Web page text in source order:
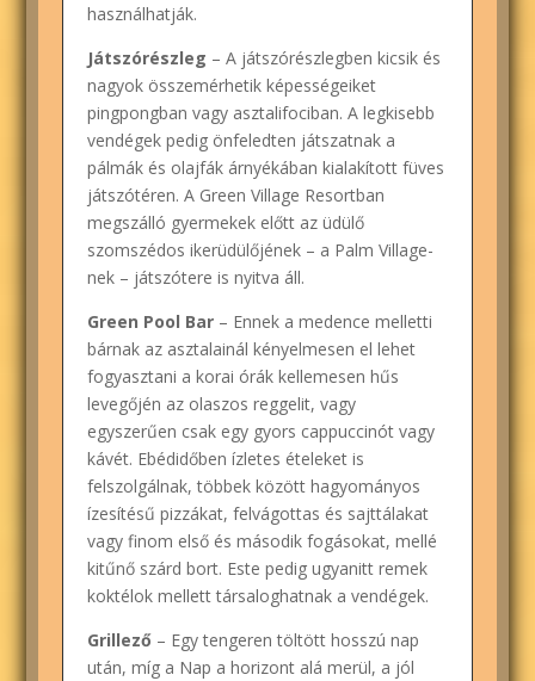
használhatják.
Játszórészleg – A játszórészlegben kicsik és
nagyok összemérhetik képességeiket
pingpongban vagy asztalifociban. A legkisebb
vendégek pedig önfeledten játszatnak a
pálmák és olajfák árnyékában kialakított füves
játszótéren. A Green Village Resortban
megszálló gyermekek előtt az üdülő
szomszédos ikerüdülőjének – a Palm Village-
nek – játszótere is nyitva áll.
Green Pool Bar – Ennek a medence melletti
bárnak az asztalainál kényelmesen el lehet
fogyasztani a korai órák kellemesen hűs
levegőjén az olaszos reggelit, vagy
egyszerűen csak egy gyors cappuccinót vagy
kávét. Ebédidőben ízletes ételeket is
felszolgálnak, többek között hagyományos
ízesítésű pizzákat, felvágottas és sajttálakat
vagy finom első és második fogásokat, mellé
kitűnő szárd bort. Este pedig ugyanitt remek
koktélok mellett társaloghatnak a vendégek.
Grillező – Egy tengeren töltött hosszú nap
után, míg a Nap a horizont alá merül, a jól